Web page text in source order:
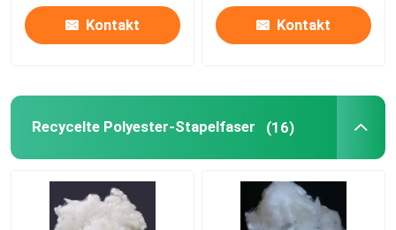
nicht gesponnenes Polypropylengewebe
Mikrofaser-Reinigungstuch
Nichtgewebtes Putztuch
Kontakt Kontakt
Recycelte Polyester-Stapelfaser (16)